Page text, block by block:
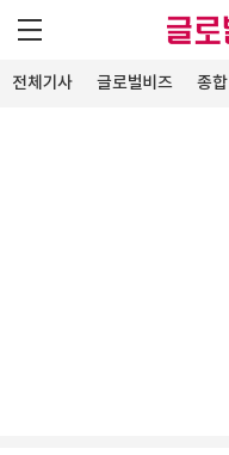
전체기사 글로벌비즈 종합